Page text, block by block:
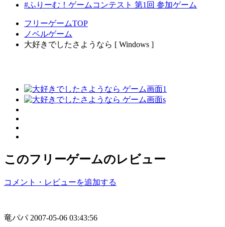
#ふりーむ！ゲームコンテスト 第1回 参加ゲーム
フリーゲームTOP
ノベルゲーム
大好きでしたさようなら [ Windows ]
このフリーゲームのレビュー
コメント・レビューを追加する
竜パパ 2007-05-06 03:43:56